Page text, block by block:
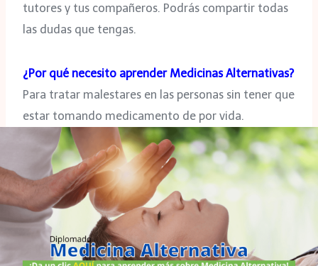
tutores y tus compañeros. Podrás compartir todas
las dudas que tengas.
¿Por qué necesito aprender Medicinas Alternativas?
Para tratar malestares en las personas sin tener que
estar tomando medicamento de por vida.